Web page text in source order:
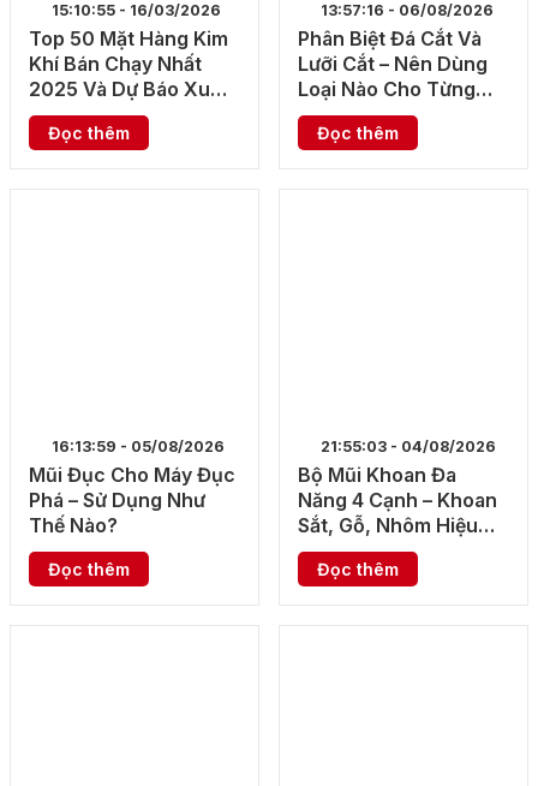
15:10:55 - 16/03/2026
Top 50 Mặt Hàng Kim
Khí Bán Chạy Nhất
2025 Và Dự Báo Xu
Hướng 2026
Đọc thêm
13:57:16 - 06/08/2026
Phân Biệt Đá Cắt Và
Lưỡi Cắt – Nên Dùng
Loại Nào Cho Từng
Vật Liệu?
Đọc thêm
16:13:59 - 05/08/2026
Mũi Đục Cho Máy Đục
Phá – Sử Dụng Như
Thế Nào?
Đọc thêm
21:55:03 - 04/08/2026
Bộ Mũi Khoan Đa
Năng 4 Cạnh – Khoan
Sắt, Gỗ, Nhôm Hiệu
Quả
Đọc thêm